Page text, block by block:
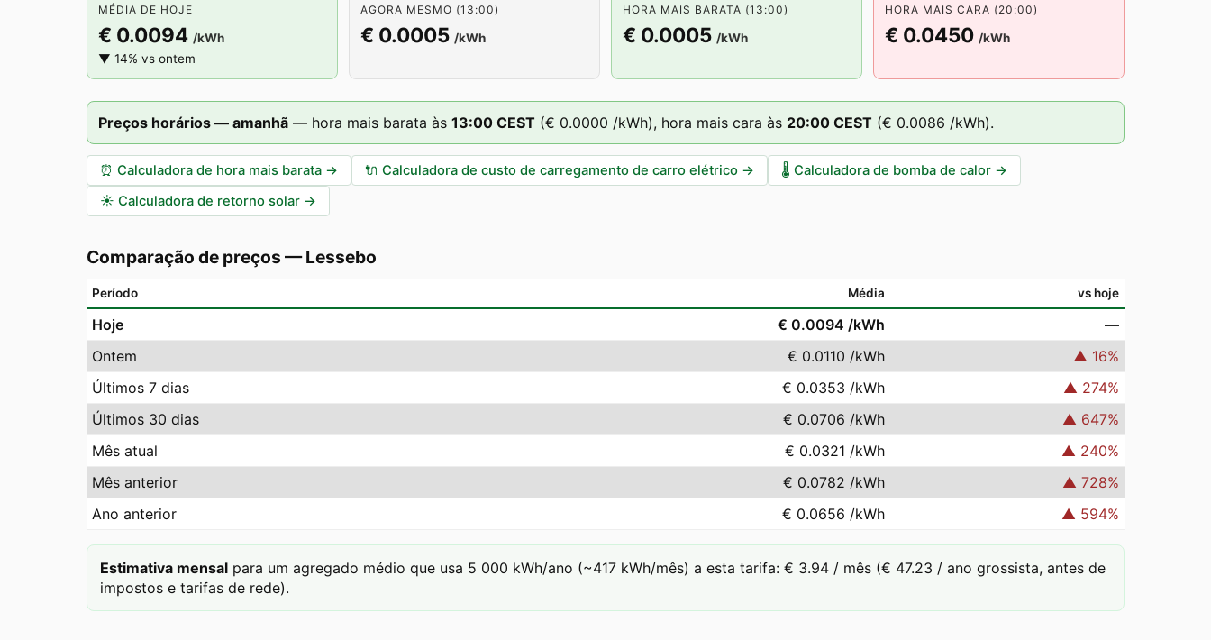
MÉDIA DE HOJE
€ 0.0094 /kWh
▼ 14% vs ontem
AGORA MESMO (13:00)
€ 0.0005 /kWh
HORA MAIS BARATA (13:00)
€ 0.0005 /kWh
HORA MAIS CARA (20:00)
€ 0.0450 /kWh
Preços horários — amanhã — hora mais barata às 13:00 CEST (€ 0.0000 /kWh), hora mais cara às 20:00 CEST (€ 0.0086 /kWh).
⏰ Calculadora de hora mais barata → 🔌 Calculadora de custo de carregamento de carro elétrico → 🌡️ Calculadora de bomba de calor →
☀️ Calculadora de retorno solar →
Comparação de preços —Lessebo
Período Média vs hoje
Hoje € 0.0094 /kWh
—
Ontem
€ 0.0110 /kWh ▲ 16%
Últimos 7 dias
€ 0.0353 /kWh ▲ 274%
Últimos 30 dias
€ 0.0706 /kWh ▲ 647%
Mês atual
€ 0.0321 /kWh ▲ 240%
Mês anterior
€ 0.0782 /kWh ▲ 728%
Ano anterior
€ 0.0656 /kWh ▲ 594%
Estimativa mensal para um agregado médio que usa 5 000 kWh/ano (~417 kWh/mês) a esta tarifa: € 3.94 / mês (€ 47.23 / ano grossista, antes de
impostos e tarifas de rede).